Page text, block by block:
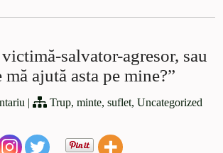
salvator-agresor, sau
mă ajută asta pe mine?”
| Trup, minte, suflet, Uncategorized